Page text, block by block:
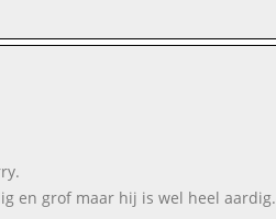
en grof maar hij is wel heel aardig.